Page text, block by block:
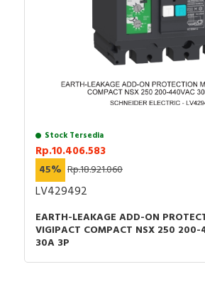
Warna: Abu-abu (RAL 7016)
Garansi : 12 bulan
Stock Tersedia
Rp.10.406.583
45% Rp.18.921.060
LV429492
EARTH-LEAKAGE ADD-ON
VIGIPACT COMPACT NSX 250
30A 3P